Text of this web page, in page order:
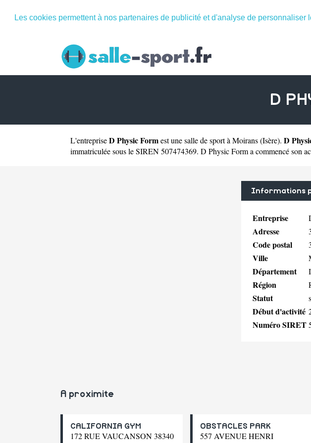
Les cookies permettent à nos partenaires de publicité et d'analyse de
D
L'entrepriseD Physic Formest unesalle de sport à Moirans(Isère). D
immatriculée sous le SIREN 507474369. D Physic Form a commencé son
Informations
Entreprise
Adresse
Code postal
Ville
Département
Région
Statut
Début d'activité
Numéro SIRET
A proximite
CALIFORNIA GYM
172 RUE VAUCANSON 38340
OBSTACLES PARK
557 AVENUE HENRI